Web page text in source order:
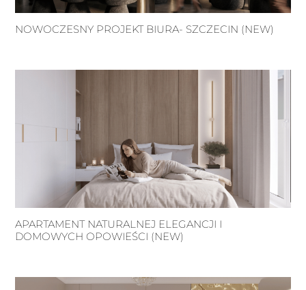
NOWOCZESNY PROJEKT BIURA- SZCZECIN (NEW)
APARTAMENT NATURALNEJ ELEGANCJI I
DOMOWYCH OPOWIEŚCI (NEW)